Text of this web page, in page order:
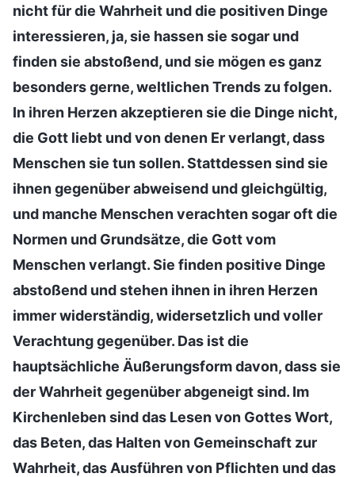
nicht für die Wahrheit und die positiven Dinge
interessieren, ja, sie hassen sie sogar und
finden sie abstoßend, und sie mögen es ganz
besonders gerne, weltlichen Trends zu folgen.
In ihren Herzen akzeptieren sie die Dinge nicht,
die Gott liebt und von denen Er verlangt, dass
Menschen sie tun sollen. Stattdessen sind sie
ihnen gegenüber abweisend und gleichgültig,
und manche Menschen verachten sogar oft die
Normen und Grundsätze, die Gott vom
Menschen verlangt. Sie finden positive Dinge
abstoßend und stehen ihnen in ihren Herzen
immer widerständig, widersetzlich und voller
Verachtung gegenüber. Das ist die
hauptsächliche Äußerungsform davon, dass sie
der Wahrheit gegenüber abgeneigt sind. Im
Kirchenleben sind das Lesen von Gottes Wort,
das Beten, das Halten von Gemeinschaft zur
Wahrheit, das Ausführen von Pflichten und das